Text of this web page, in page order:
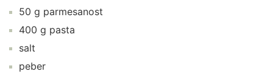
50 g parmesanost
400 g pasta
salt
peber